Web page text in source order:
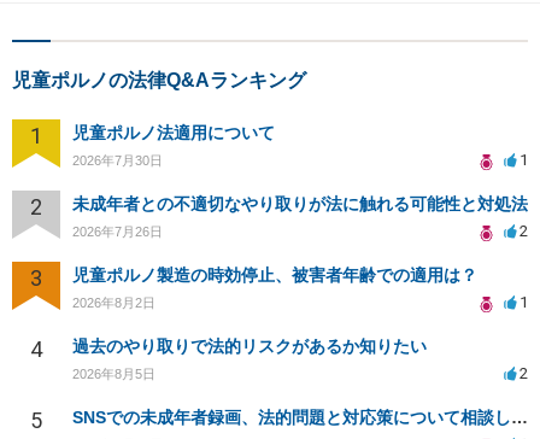
児童ポルノの法律Q&Aランキング
1 児童ポルノ法適用について
2026年7月30日 1
2 未成年者との不適切なやり取りが法に触れる可能性と対処法
2026年7月26日 2
3 児童ポルノ製造の時効停止、被害者年齢での適用は？
2026年8月2日 1
4 過去のやり取りで法的リスクがあるか知りたい
2026年8月5日 2
5 SNSでの未成年者録画、法的問題と対応策について相談したい